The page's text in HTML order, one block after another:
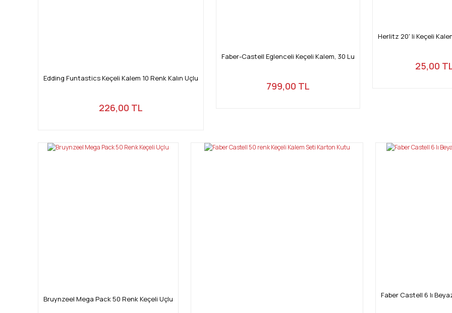
Edding Funtastics Keçeli Kalem 10 Renk Kalın Uçlu
226,00 TL
Faber-Castell Eglenceli Keçeli Kalem, 30 Lu
799,00 TL
Herlitz 20' li Keçeli
25,00
Bruynzeel Mega Pack 50 Renk Keçeli Uçlu Faber Castell 6 lı